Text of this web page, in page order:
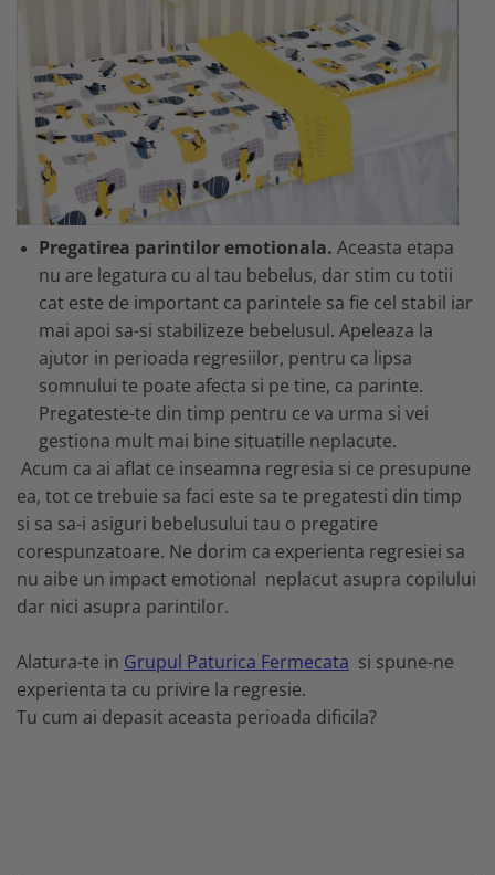
Pregatirea parintilor emotionala. Aceasta etapa
nu are legatura cu al tau bebelus, dar stim cu totii
cat este de important ca parintele sa fie cel stabil iar
mai apoi sa-si stabilizeze bebelusul. Apeleaza la
ajutor in perioada regresiilor, pentru ca lipsa
somnului te poate afecta si pe tine, ca parinte.
Pregateste-te din timp pentru ce va urma si vei
gestiona mult mai bine situatille neplacute.
Acum ca ai aflat ce inseamna regresia si ce presupune
ea, tot ce trebuie sa faci este sa te pregatesti din timp
si sa sa-i asiguri bebelusului tau o pregatire
corespunzatoare. Ne dorim ca experienta regresiei sa
nu aibe un impact emotional neplacut asupra copilului
dar nici asupra parintilor.
Alatura-te in Grupul Paturica Fermecata si spune-ne
experienta ta cu privire la regresie.
Tu cum ai depasit aceasta perioada dificila?